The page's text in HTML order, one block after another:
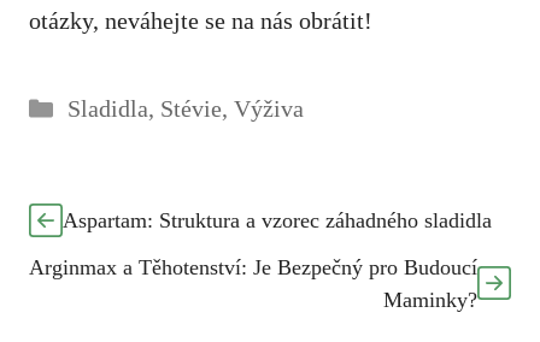
otázky, neváhejte se na nás obrátit!
Rubriky
Sladidla, Stévie, Výživa
Aspartam: Struktura a vzorec záhadného sladidla
Arginmax a Těhotenství: Je Bezpečný pro Budoucí
Maminky?